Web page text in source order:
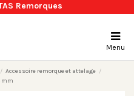
Remorques
Menu
Accessoire remorque et attelage
mm